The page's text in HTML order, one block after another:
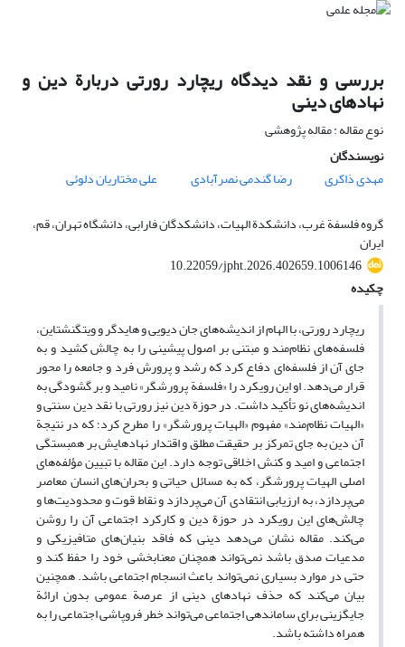
بررسی و نقد دیدگاه ریچارد رورتی دربارة دین و
نهادهای دینی
نوع مقاله : مقاله پژوهشی
نویسندگان
مهدی ذاکری
رضا گندمی نصرآبادی
علی مختاریان دلوئی
گروه فلسفة غرب، دانشکدة الهیات، دانشکدگان فارابی، دانشگاه تهران، قم،
ایران
10.22059/jpht.2026.402659.1006146
چکیده
ریچارد رورتی، با الهام از اندیشه‌های جان دیویی و هایدگر و ویتگنشتاین،
فلسفه‌های نظام‌مند و مبتنی بر اصول پیشینی را به چالش کشید و به
جای آن از فلسفه‌ای دفاع کرد که رشد و پرورش فرد و جامعه را محور
قرار می‌دهد. او این رویکرد را «فلسفة پرورشگر» نامید و بر گشودگی به
اندیشه‌های نو تأکید داشت. در حوزة دین نیز رورتی با نقد دین سنتی و
«الهیات نظام‌مند» مفهوم «الهیات پرورشگر» را مطرح کرد؛ که در نتیجة
آن دین به جای تمرکز بر حقیقت مطلق و اقتدار نهادهایش بر همبستگی
اجتماعی و امید و کنش اخلاقی توجه دارد. این مقاله با تبیین مؤلفه‌های
اصلی الهیات پرورشگر، که به مسائل حیاتی و بحران‌های انسان معاصر
می‌پردازد، به ارزیابی انتقادی آن می‌پردازد و نقاط قوت و محدودیت‌ها و
چالش‌های این رویکرد در حوزة دین و کارکرد اجتماعی آن را روشن
می‌کند. مقاله نشان می‌دهد دینی که فاقد بنیان‌های متافیزیکی و
مدعیات صدق باشد نمی‌تواند همچنان معنابخشی خود را حفظ کند و
حتی در موارد بسیاری نمی‌تواند باعث انسجام اجتماعی باشد. همچنین
بیان می‌کند که حذف نهادهای دینی از عرصة عمومی بدون ارائة
جایگزینی برای ساماندهی اجتماعی می‌تواند خطر فروپاشی اجتماعی را به
همراه داشته باشد.